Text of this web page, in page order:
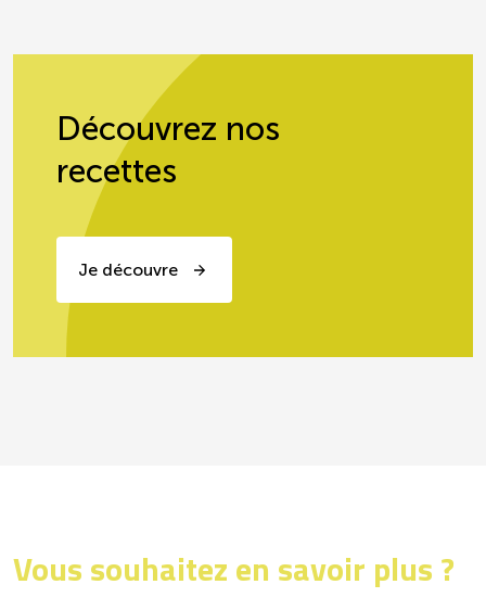
Découvrez nos
recettes
Je découvre
Vous souhaitez en savoir plus ?